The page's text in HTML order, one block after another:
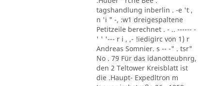
tagshandlung inberlin . -e 't ,
n 'i " -, :w1 dreigespaltene
Petitzeile berechnet . - .. ------ -
' ' '--- r i , ,- !iedigirc von 1) r
Andreas Somnier. s -- -" . tsr"
No . 79 Für das idanotteubnrg,
den 2 Teltower Kreisblatt ist
die .Haupt- Expedltron m